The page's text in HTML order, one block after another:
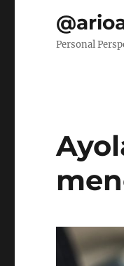
Personal